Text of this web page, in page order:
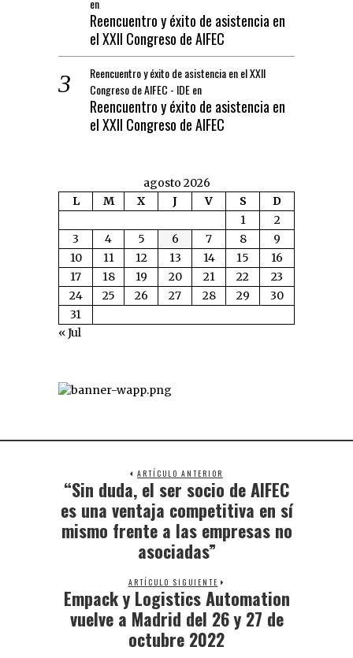
en
Reencuentro y éxito de asistencia en
el XXII Congreso de AIFEC
Reencuentro y éxito de asistencia en el XXII
Congreso de AIFEC - IDEen
Reencuentro y éxito de asistencia en
el XXII Congreso de AIFEC
agosto 2026
L
M X J V S
D
1
2
3
4 5 6 7 8
9
10
11 12 13 14 15
16
17
18 19 20 21 22
23
24
25 26 27 28 29
30
31
« Jul
ARTÍCULO ANTERIOR
“Sin duda, el ser socio de AIFEC
es una ventaja competitiva en sí
mismo frente a las empresas no
asociadas”
ARTÍCULO SIGUIENTE
Empack y Logistics Automation
vuelve a Madrid del 26 y 27 de
octubre 2022